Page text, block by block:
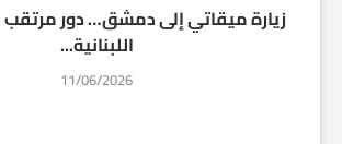
زيارة ميقاتي إلى دمشق… دور مرتقب
اللبنانية...
11/06/2026